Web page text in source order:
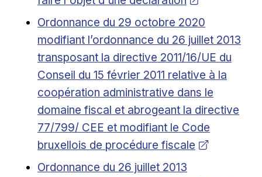
Ouvrir dans une nouvelle fenêtre
Ordonnance du 29 octobre 2020
modifiant l’ordonnance du 26 juillet 2013
transposant la directive 2011/16/UE du
Conseil du 15 février 2011 relative à la
coopération administrative dans le
domaine fiscal et abrogeant la directive
77/799/ CEE et modifiant le Code
bruxellois de procédure fiscale
Ouvrir dans une nouvelle fenêtre
Ordonnance du 26 juillet 2013